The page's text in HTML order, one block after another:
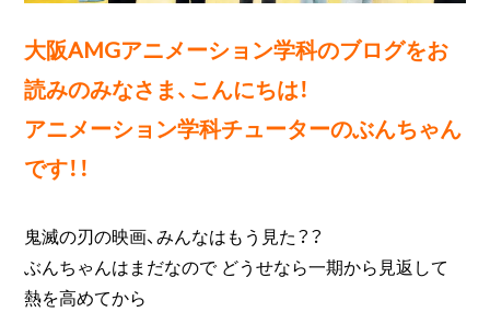
大阪AMGアニメーション学科のブログをお
読みのみなさま、こんにちは！
アニメーション学科チューターのぶんちゃん
です！！
鬼滅の刃の映画、みんなはもう見た？？
ぶんちゃんはまだなので どうせなら一期から見返して
熱を高めてから